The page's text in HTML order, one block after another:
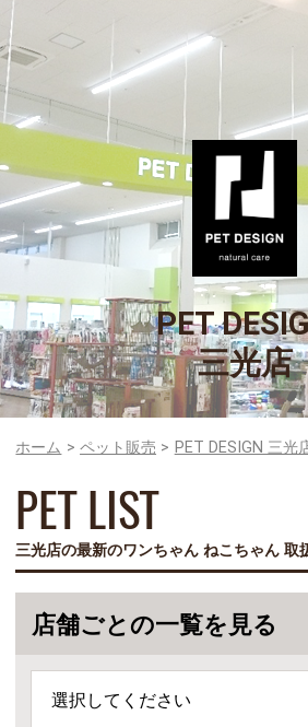
PET
三光店
ホーム ペット販売 PET DESIGN 三光
PET LIST
三光店の最新のワンちゃん ねこちゃん 取
店舗ごとの一覧を見る
選択してください